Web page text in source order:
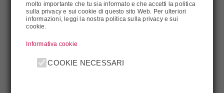
molto importante che tu sia informato e che accetti la politica
sulla privacy e sui cookie di questo sito Web. Per ulteriori
informazioni, leggi la nostra politica sulla privacy e sui
cookie.
Informativa cookie
COOKIE NECESSARI